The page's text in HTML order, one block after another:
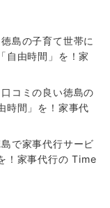
徳島の子育て世帯に
自由時間」を！家
口コミの良い徳島の
時間」を！家事代
で家事代行サービ
！家事代行の Time